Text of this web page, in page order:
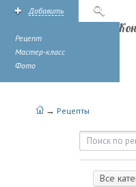
Добавить
Рецепт
Мастер-класс
Фото
→ Рецепты
Рецепты |
Все